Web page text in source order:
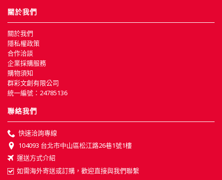
關於我們
關於我們
隱私權政策
合作洽談
企業採購服務
購物須知
群彩文創有限公司
統一編號：24785136
聯絡我們
快速洽詢專線
104093 台北市中山區松江路26巷1號1樓
運送方式介紹
如需海外寄送或訂購，歡迎直接與我們聯繫